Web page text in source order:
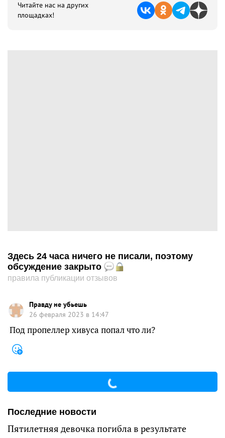
Читайте нас на других
площадках!
Здесь 24 часа ничего не писали, поэтому
обсуждение закрыто
правила публикации отзывов
Правду не убьешь
26 февраля 2023 в 14:47
Под пропеллер хивуса попал что ли?
Последние новости
Пятилетняя девочка погибла в результате